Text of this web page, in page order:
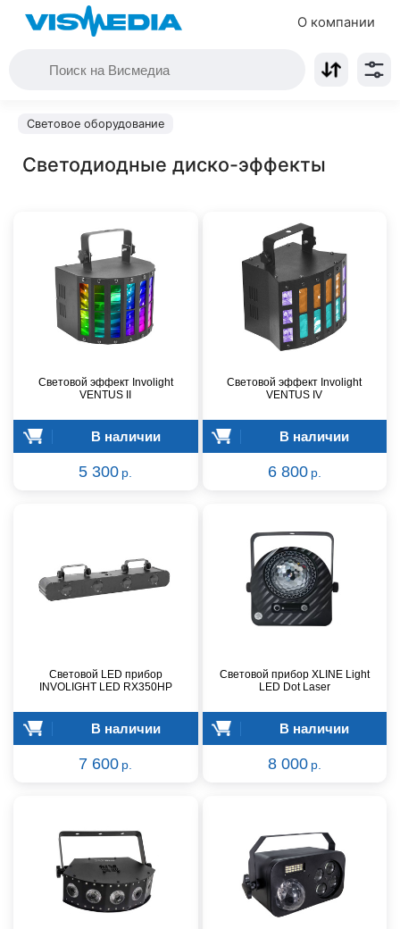
О компании
Световое оборудование
Светодиодные диско-эффекты
Световой эффект Involight
VENTUS II
В наличии
5 300 р.
Световой эффект Involight
VENTUS IV
В наличии
6 800 р.
Световой LED прибор
INVOLIGHT LED RX350HP
В наличии
7 600 р.
Световой прибор XLINE Light
LED Dot Laser
В наличии
8 000 р.